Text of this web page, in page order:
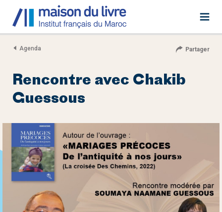
Agenda Partager
Rencontre avec Chakib
Guessous